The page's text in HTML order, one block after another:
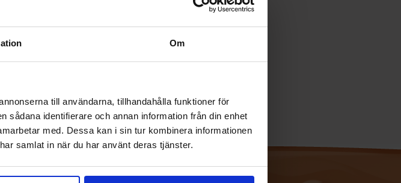
Om
till användarna, tillhandahålla funktioner för
sådana identifierare och annan information från din enhet
med. Dessa kan i sin tur kombinera informationen
samlat in när du har använt deras tjänster.
39.90 kr